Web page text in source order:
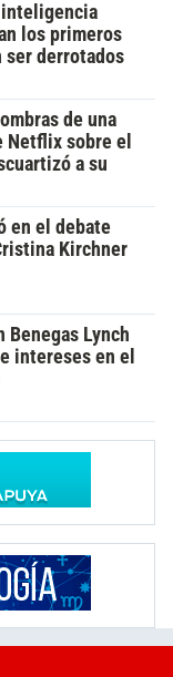
inteligencia
los primeros
ser derrotados
de una
Netflix sobre el
a su
en el debate
Kirchner
Benegas Lynch
intereses en el